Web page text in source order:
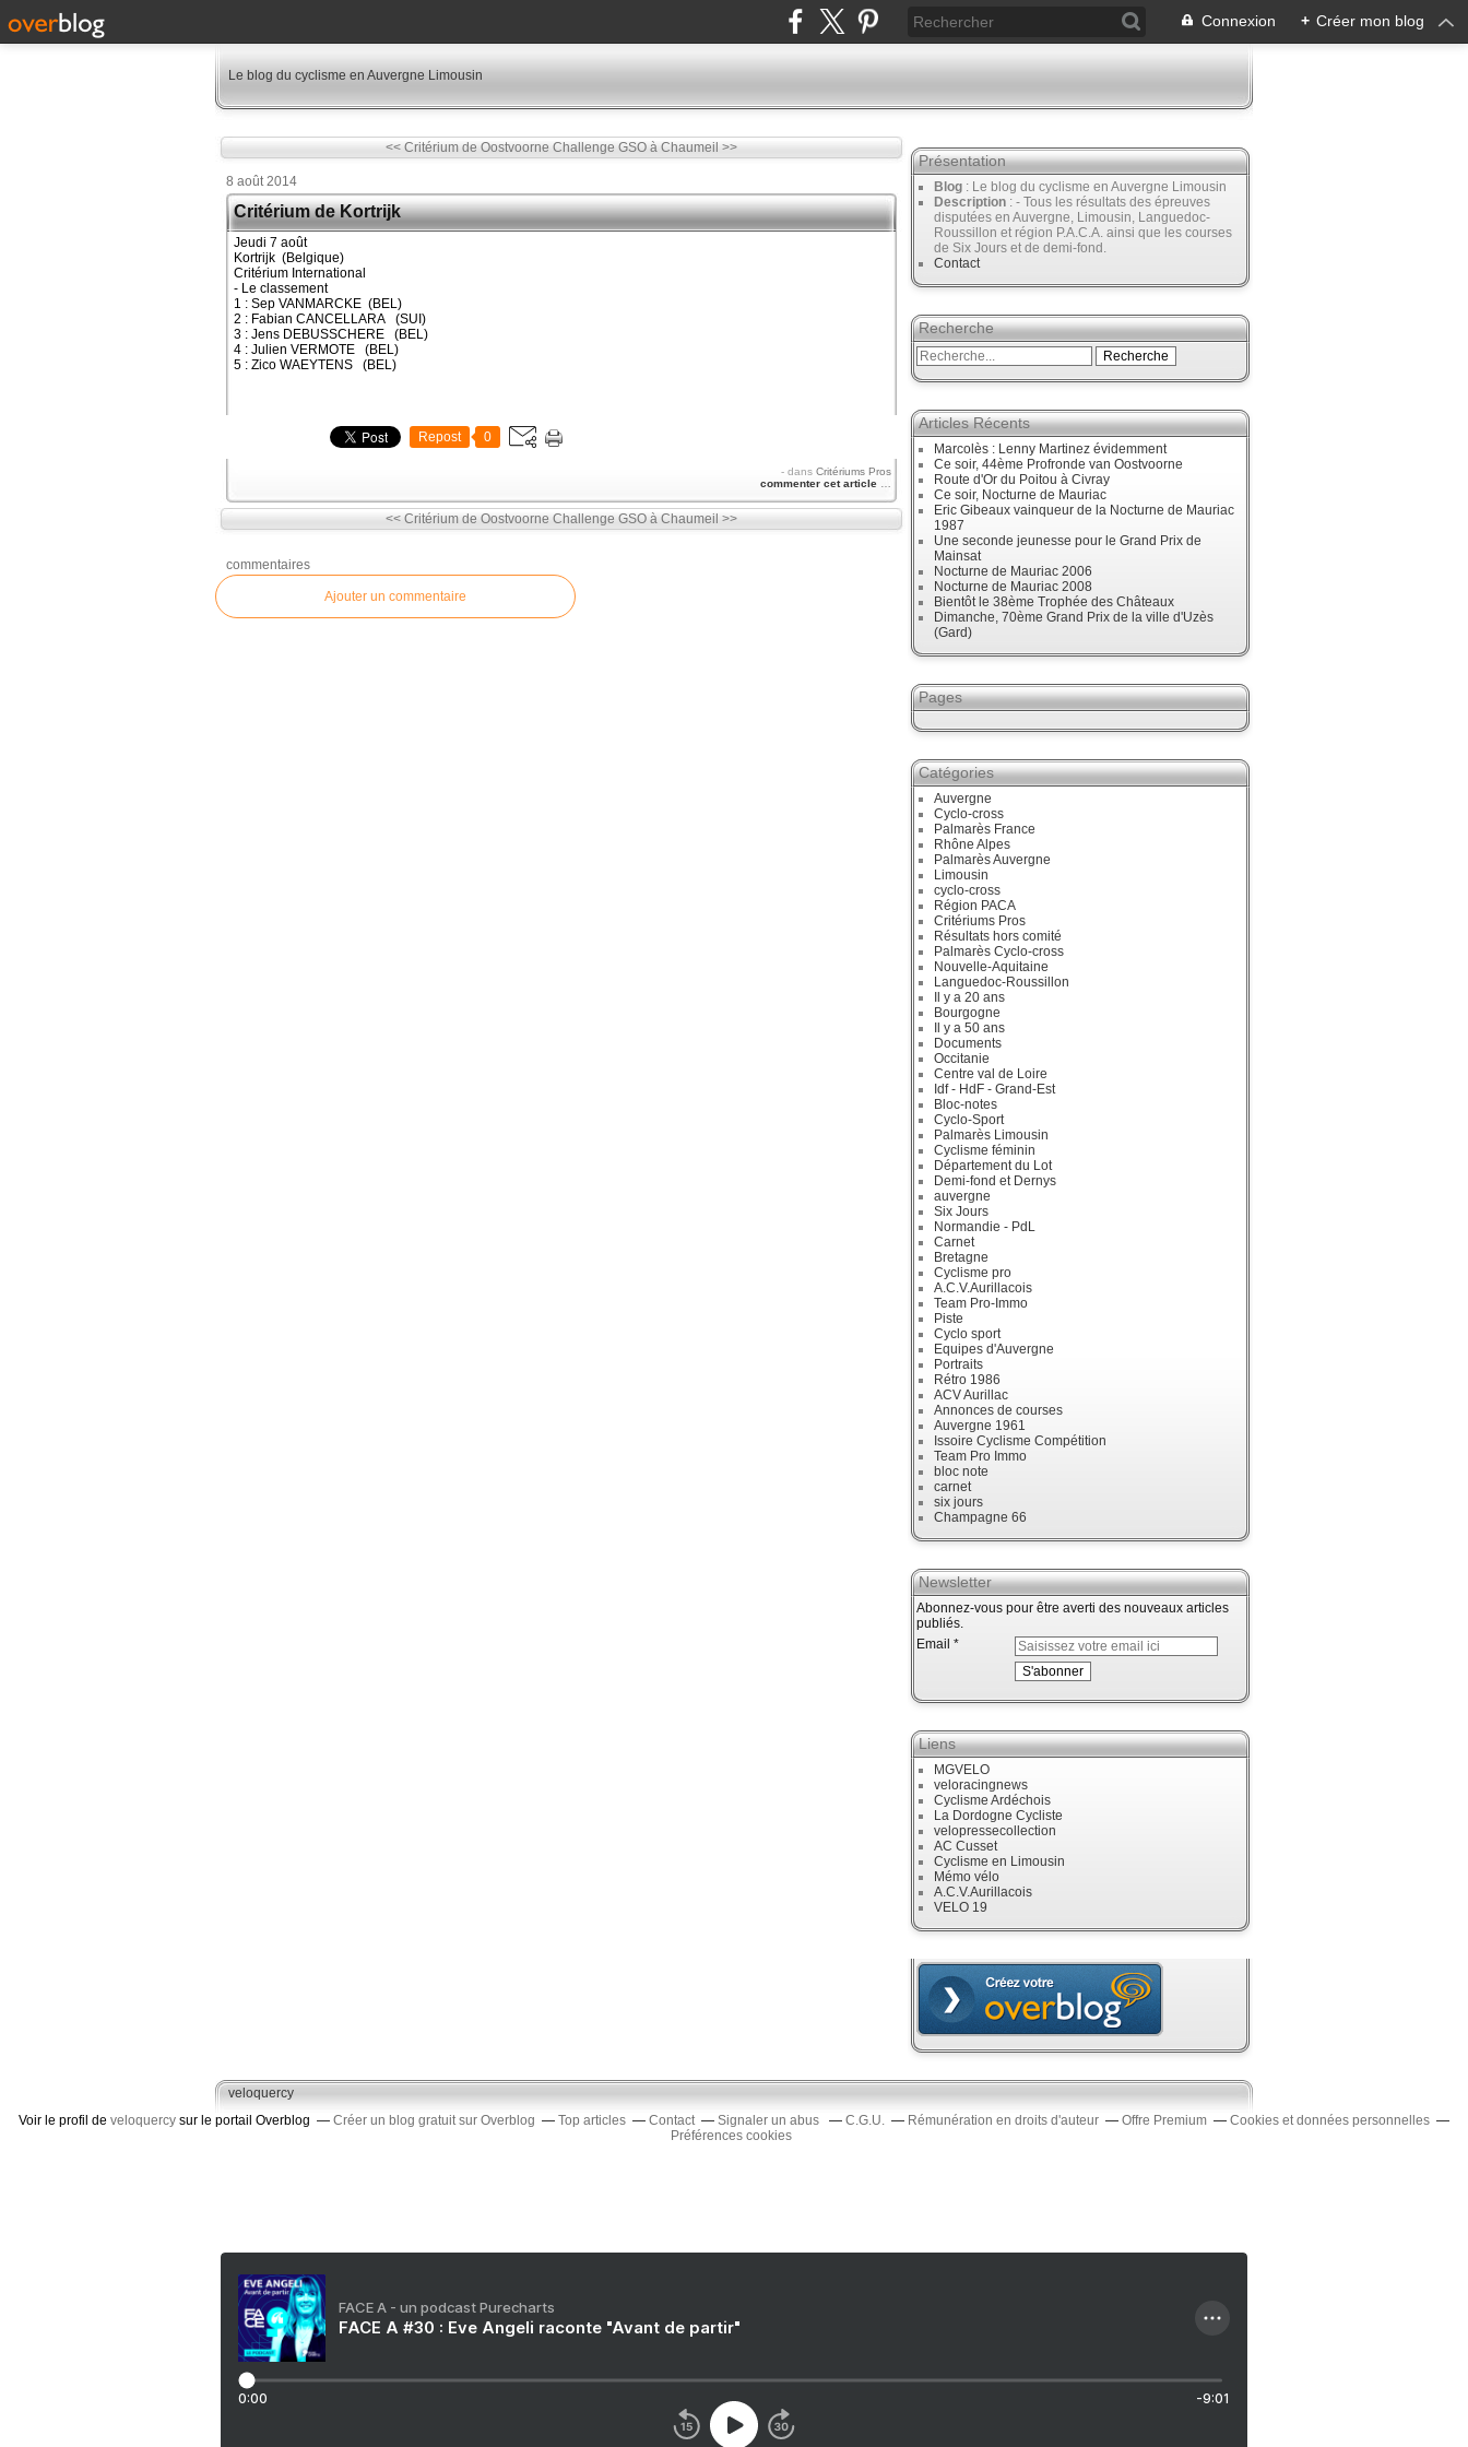
Connexion + Créer mon blog
Le blog du cyclisme en Auvergne Limousin
<< Critérium de Oostvoorne Challenge GSO à Chaumeil >>
8 août 2014
Critérium de Kortrijk
Jeudi 7 août
Kortrijk (Belgique)
Critérium International
- Le classement
1 : Sep VANMARCKE (BEL)
2 : Fabian CANCELLARA (SUI)
3 : Jens DEBUSSCHERE (BEL)
4 : Julien VERMOTE (BEL)
5 : Zico WAEYTENS (BEL)
Repost 0
- dans Critériums Pros
commenter cet article
<< Critérium de Oostvoorne Challenge GSO à Chaumeil >>
commentaires
Ajouter un commentaire
Présentation
Blog : Le blog du cyclisme en Auvergne Limousin
Description : - Tous les résultats des épreuves
disputées en Auvergne, Limousin, Languedoc-
Roussillon et région P.A.C.A. ainsi que les courses
de Six Jours et de demi-fond.
Contact
Recherche
Articles Récents
Marcolès : Lenny Martinez évidemment
Ce soir, 44ème Profronde van Oostvoorne
Route d'Or du Poitou à Civray
Ce soir, Nocturne de Mauriac
Eric Gibeaux vainqueur de la Nocturne de Mauriac
1987
Une seconde jeunesse pour le Grand Prix de
Mainsat
Nocturne de Mauriac 2006
Nocturne de Mauriac 2008
Bientôt le 38ème Trophée des Châteaux
Dimanche, 70ème Grand Prix de la ville d'Uzès
(Gard)
Pages
Catégories
Auvergne
Cyclo-cross
Palmarès France
Rhône Alpes
Palmarès Auvergne
Limousin
cyclo-cross
Région PACA
Critériums Pros
Résultats hors comité
Palmarès Cyclo-cross
Nouvelle-Aquitaine
Languedoc-Roussillon
Il y a 20 ans
Bourgogne
Il y a 50 ans
Documents
Occitanie
Centre val de Loire
Idf - HdF - Grand-Est
Bloc-notes
Cyclo-Sport
Palmarès Limousin
Cyclisme féminin
Département du Lot
Demi-fond et Dernys
auvergne
Six Jours
Normandie - PdL
Carnet
Bretagne
Cyclisme pro
A.C.V.Aurillacois
Team Pro-Immo
Piste
Cyclo sport
Equipes d'Auvergne
Portraits
Rétro 1986
ACV Aurillac
Annonces de courses
Auvergne 1961
Issoire Cyclisme Compétition
Team Pro Immo
bloc note
carnet
six jours
Champagne 66
Newsletter
Abonnez-vous pour être averti des nouveaux articles
publiés.
Email
Liens
MGVELO
veloracingnews
Cyclisme Ardéchois
La Dordogne Cycliste
velopressecollection
AC Cusset
Cyclisme en Limousin
Mémo vélo
A.C.V.Aurillacois
VELO 19
veloquercy
Voir le profil de veloquercy sur le portail Overblog Créer un blog gratuit sur Overblog Top articles Contact Signaler un abus C.G.U. Rémunération en droits d'auteur Offre Premium
Cookies et données personnelles
Préférences cookies
FACE A - un podcast Purecharts
FACE A #30 : Eve Angeli raconte "Avant de partir"
0:00 -9:01